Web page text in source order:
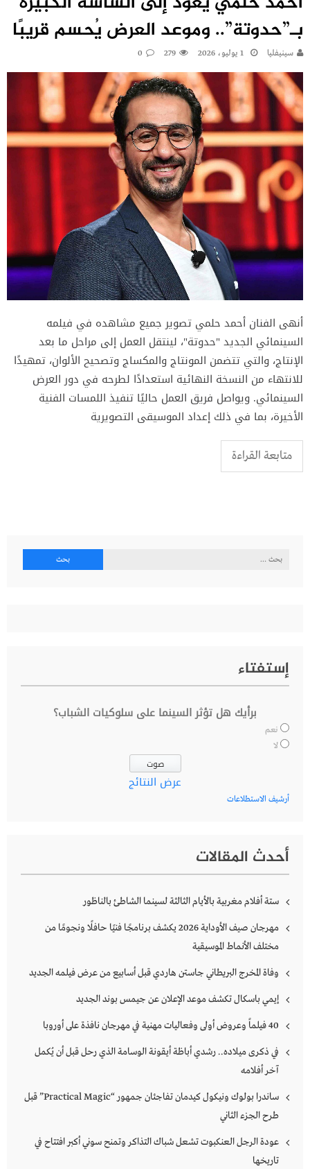
بـ”حدوتة”.. وموعد العرض يُحسم قريبًا
سينيفليا 1 يوليو، 2026 279
0
أنهى الفنان أحمد حلمي تصوير جميع مشاهده في فيلمه
السينمائي الجديد "حدوتة"، لينتقل العمل إلى مراحل ما بعد
الإنتاج، والتي تتضمن المونتاج والمكساج وتصحيح الألوان، تمهيدًا
للانتهاء من النسخة النهائية استعدادًا لطرحه في دور العرض
السينمائي. ويواصل فريق العمل حاليًا تنفيذ اللمسات الفنية
الأخيرة، بما في ذلك إعداد الموسيقى التصويرية
متابعة القراءة
البحث
إستفتاء
برأيك هل تؤثر السينما على سلوكيات الشباب؟
نعم
لا
عرض النتائج
أرشيف الاستطلاعات
أحدث المقالات
ستة أفلام مغربية بالأيام الثالثة لسينما الشاطئ بالناظور
مهرجان صيف الأوداية 2026 يكشف برنامجًا فنيًا حافلًا ونجومًا من
مختلف الأنماط الموسيقية
وفاة المخرج البريطاني جاستن هاردي قبل أسابيع من عرض فيلمه الجديد
إيمي باسكال تكشف موعد الإعلان عن جيمس بوند الجديد
40 فيلماً وعروض أولى وفعاليات مهنية في مهرجان نافذة على أوروبا
في ذكرى ميلاده.. رشدي أباظة أيقونة الوسامة الذي رحل قبل أن يُكمل
آخر أفلامه
ساندرا بولوك ونيكول كيدمان تفاجئان جمهور “Practical Magic” قبل
طرح الجزء الثاني
عودة الرجل العنكبوت تشعل شباك التذاكر وتمنح سوني أكبر افتتاح في
تاريخها